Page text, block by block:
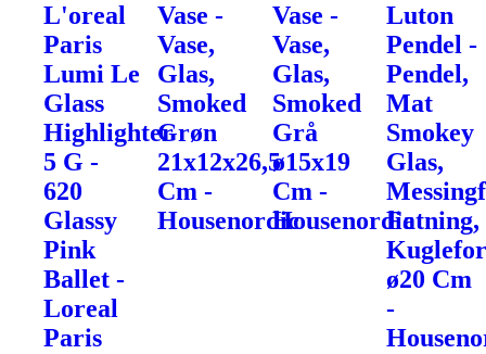
L'oreal
Paris
Lumi Le
Glass
Highlighter
5 G -
620
Glassy
Pink
Ballet -
Loreal
Paris
Vase -
Vase,
Glas,
Smoked
Grøn
21x12x26,5
Cm -
Housenordic
Vase -
Vase,
Glas,
Smoked
Grå
ø15x19
Cm -
Housenordic
Luton
Pendel -
Pendel,
Mat
Smokey
Glas,
Fatning,
ø20 Cm
-